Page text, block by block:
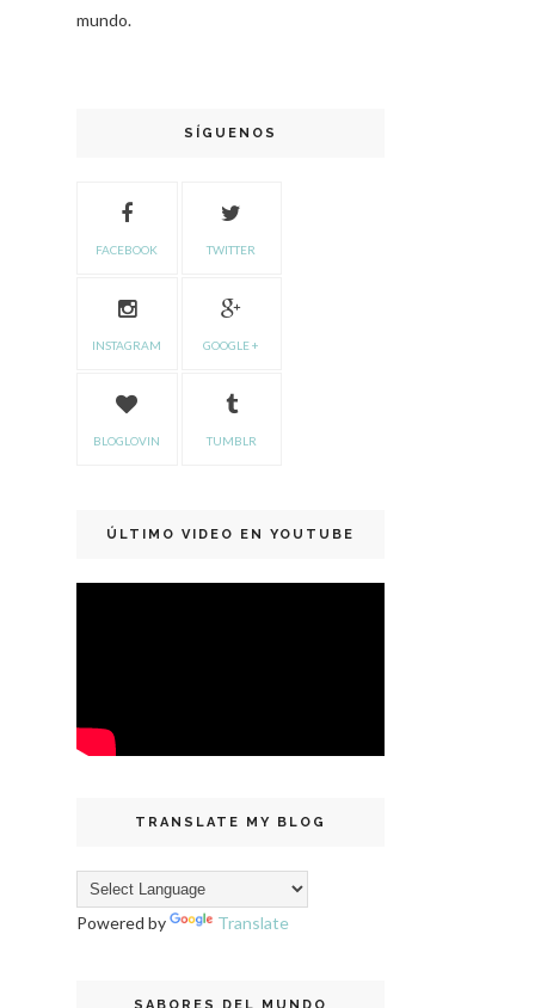
mundo.
SÍGUENOS
FACEBOOK TWITTER
INSTAGRAM GOOGLE +
BLOGLOVIN TUMBLR
ÚLTIMO VIDEO EN YOUTUBE
TRANSLATE MY BLOG
Powered by Translate